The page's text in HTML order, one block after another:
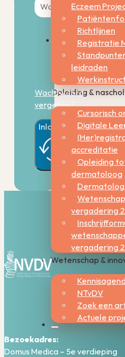
Eczeem
Richtlijnen
Registratie
leidraden
Opleiding &
Cursorisch
Digitale
accreditatie
Opleiding
dermatoloog
vergadering
vergadering
Wetenschap &
NTvDV
Zoek een
Actuele
Onthoud
Wachtwoord
vergeten?
Inloggen
Bezoekadres:
Domus Medica – 5e verdieping